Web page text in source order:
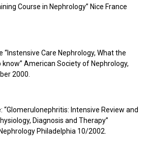
Course in Nephrology” Nice France
“Instensive Care Nephrology, What the
American Society of Nephrology,
2000.
“Glomerulonephritis: Intensive Review and
Diagnosis and Therapy”
Philadelphia 10/2002.